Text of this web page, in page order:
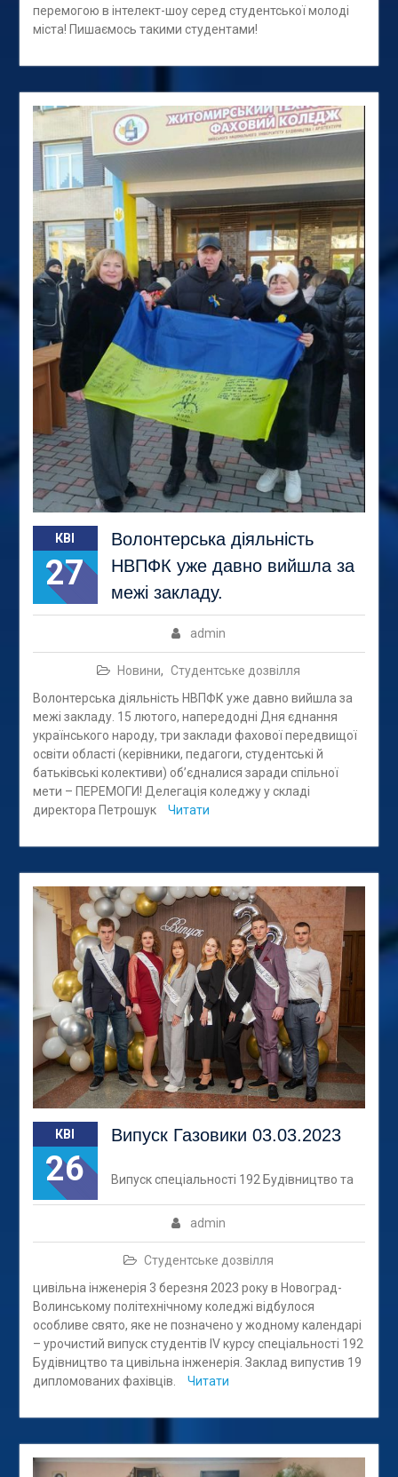
перемогою в інтелект-шоу серед студентської молоді
міста! Пишаємось такими студентами!
КВІ
27
Волонтерська діяльність
НВПФК уже давно вийшла за
межі закладу.
admin
Новини, Студентське дозвілля
Волонтерська діяльність НВПФК уже давно вийшла за
межі закладу. 15 лютого, напередодні Дня єднання
українського народу, три заклади фахової передвищої
освіти області (керівники, педагоги, студентські й
батьківські колективи) об’єдналися заради спільної
мети – ПЕРЕМОГИ! Делегація коледжу у складі
директора Петрошук
Читати
КВІ
26
Випуск Газовики 03.03.2023
admin
Студентське дозвілля
Випуск спеціальності 192 Будівництво та
цивільна інженерія 3 березня 2023 року в Новоград-
Волинському політехнічному коледжі відбулося
особливе свято, яке не позначено у жодному календарі
– урочистий випуск студентів ІV курсу спеціальності 192
Будівництво та цивільна інженерія. Заклад випустив 19
дипломованих фахівців.
Читати